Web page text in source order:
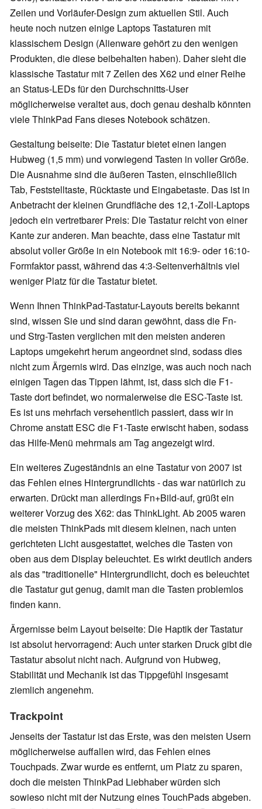
Zeilen und Vorläufer-Design zum aktuellen Stil. Auch
heute noch nutzen einige Laptops Tastaturen mit
klassischem Design (Alienware gehört zu den wenigen
Produkten, die diese beibehalten haben). Daher sieht die
klassische Tastatur mit 7 Zeilen des X62 und einer Reihe
an Status-LEDs für den Durchschnitts-User
möglicherweise veraltet aus, doch genau deshalb könnten
viele ThinkPad Fans dieses Notebook schätzen.
Gestaltung beiseite: Die Tastatur bietet einen langen
Hubweg (1,5 mm) und vorwiegend Tasten in voller Größe.
Die Ausnahme sind die äußeren Tasten, einschließlich
Tab, Feststelltaste, Rücktaste und Eingabetaste. Das ist in
Anbetracht der kleinen Grundfläche des 12,1-Zoll-Laptops
jedoch ein vertretbarer Preis: Die Tastatur reicht von einer
Kante zur anderen. Man beachte, dass eine Tastatur mit
absolut voller Größe in ein Notebook mit 16:9- oder 16:10-
Formfaktor passt, während das 4:3-Seitenverhältnis viel
weniger Platz für die Tastatur bietet.
Wenn Ihnen ThinkPad-Tastatur-Layouts bereits bekannt
sind, wissen Sie und sind daran gewöhnt, dass die Fn-
und Strg-Tasten verglichen mit den meisten anderen
Laptops umgekehrt herum angeordnet sind, sodass dies
nicht zum Ärgernis wird. Das einzige, was auch noch nach
einigen Tagen das Tippen lähmt, ist, dass sich die F1-
Taste dort befindet, wo normalerweise die ESC-Taste ist.
Es ist uns mehrfach versehentlich passiert, dass wir in
Chrome anstatt ESC die F1-Taste erwischt haben, sodass
das Hilfe-Menü mehrmals am Tag angezeigt wird.
Ein weiteres Zugeständnis an eine Tastatur von 2007 ist
das Fehlen eines Hintergrundlichts - das war natürlich zu
erwarten. Drückt man allerdings Fn+Bild-auf, grüßt ein
weiterer Vorzug des X62: das ThinkLight. Ab 2005 waren
die meisten ThinkPads mit diesem kleinen, nach unten
gerichteten Licht ausgestattet, welches die Tasten von
oben aus dem Display beleuchtet. Es wirkt deutlich anders
als das "traditionelle" Hintergrundlicht, doch es beleuchtet
die Tastatur gut genug, damit man die Tasten problemlos
finden kann.
Ärgernisse beim Layout beiseite: Die Haptik der Tastatur
ist absolut hervorragend: Auch unter starken Druck gibt die
Tastatur absolut nicht nach. Aufgrund von Hubweg,
Stabilität und Mechanik ist das Tippgefühl insgesamt
ziemlich angenehm.
Trackpoint
Jenseits der Tastatur ist das Erste, was den meisten Usern
möglicherweise auffallen wird, das Fehlen eines
Touchpads. Zwar wurde es entfernt, um Platz zu sparen,
doch die meisten ThinkPad Liebhaber würden sich
sowieso nicht mit der Nutzung eines TouchPads abgeben.